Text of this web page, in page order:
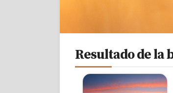
Resultado de la